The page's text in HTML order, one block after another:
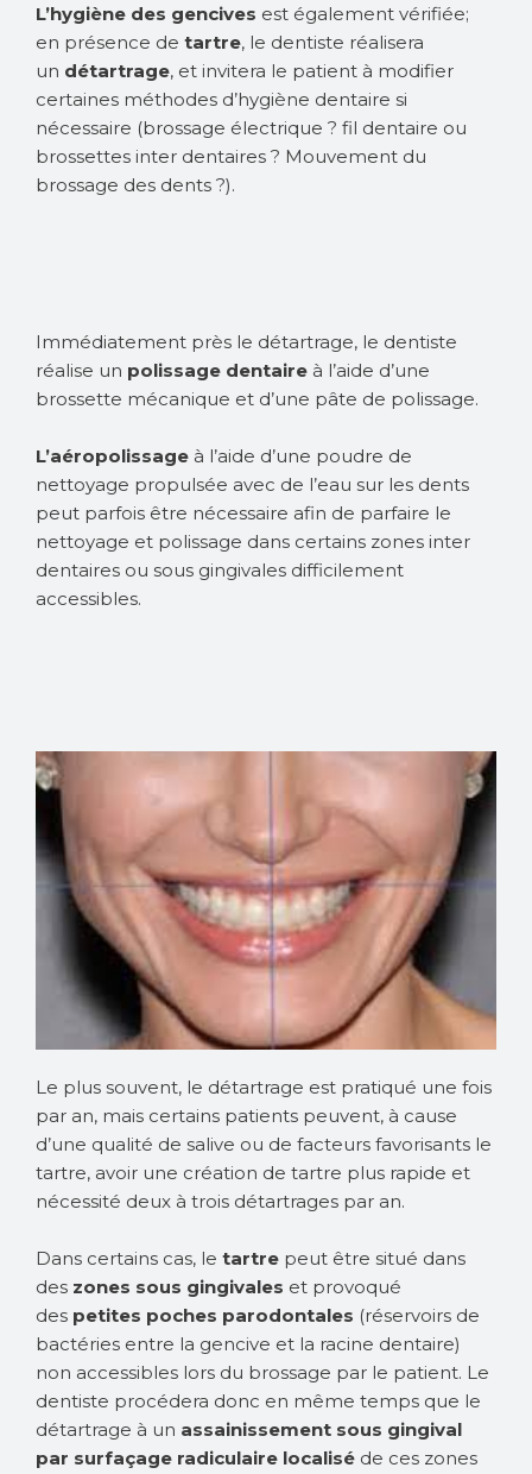
L’hygiène des gencives est également vérifiée;
en présence de tartre, le dentiste réalisera
un détartrage, et invitera le patient à modifier
certaines méthodes d’hygiène dentaire si
nécessaire (brossage électrique ? fil dentaire ou
brossettes inter dentaires ? Mouvement du
brossage des dents ?).
Immédiatement près le détartrage, le dentiste
réalise un polissage dentaire à l’aide d’une
brossette mécanique et d’une pâte de polissage.
L’aéropolissage à l’aide d’une poudre de
nettoyage propulsée avec de l’eau sur les dents
peut parfois être nécessaire afin de parfaire le
nettoyage et polissage dans certains zones inter
dentaires ou sous gingivales difficilement
accessibles.
Le plus souvent, le détartrage est pratiqué une fois
par an, mais certains patients peuvent, à cause
d’une qualité de salive ou de facteurs favorisants le
tartre, avoir une création de tartre plus rapide et
nécessité deux à trois détartrages par an.
Dans certains cas, le tartre peut être situé dans
des zones sous gingivales et provoqué
des petites poches parodontales (réservoirs de
bactéries entre la gencive et la racine dentaire)
non accessibles lors du brossage par le patient. Le
dentiste procédera donc en même temps que le
détartrage à un assainissement sous gingival
par surfaçage radiculaire localisé de ces zones